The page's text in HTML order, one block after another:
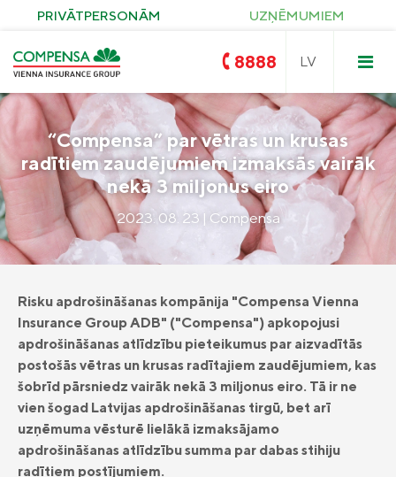
Compensa
Nedzīvības un Seesam veselības
Compensa Life
Dzīvības un veselības
apdrošināšanas pakalpojumi
OCTA
Zelta OCTA
KASKO
Īpašuma apdrošināšana
Saules paneļu apdrošināšana
Pirkuma apdrošināšana
Ceļojumu apdrošināšana
Civiltiesiskās atbildības apdrošināšana
Seesam kritisko saslimšanu apdrošināšana
Compensa Seesam veselības
apdrošināšana
Compensa Life Veselības apdrošināšana
privātpersonām
Compensa Life Veselības apdrošināšana
Compensa Nelaimes gadījumu
apdrošināšana
Compensa Life Nelaimes gadījumu
apdrošināšana
PRIVĀTPERSONĀM UZŅĒMUMIEM
8888
“Compensa” par vētras un krusas
radītiem zaudējumiem izmaksās vairāk
nekā 3 miljonus eiro
2023. 08. 23 | Compensa
Risku apdrošināšanas kompānija "Compensa Vienna
Insurance Group ADB" ("Compensa") apkopojusi
apdrošināšanas atlīdzību pieteikumus par aizvadītās
postošās vētras un krusas radītajiem zaudējumiem, kas
šobrīd pārsniedz vairāk nekā 3 miljonus eiro. Tā ir ne
vien šogad Latvijas apdrošināšanas tirgū, bet arī
uzņēmuma vēsturē lielākā izmaksājamo
apdrošināšanas atlīdzību summa par dabas stihiju
radītiem postījumiem.